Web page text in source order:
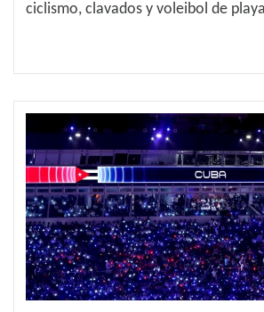
ciclismo, clavados y voleibol de